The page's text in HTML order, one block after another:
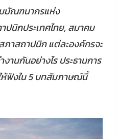
มัณฑนากรแห่ง
ปนิกประเทศไทย, สมาคม
ภาสถาปนิก แต่ละองค์กรจะ
งานกันอย่างไร ประธานการ
ห้ฟังใน 5 บทสัมภาษณ์นี้